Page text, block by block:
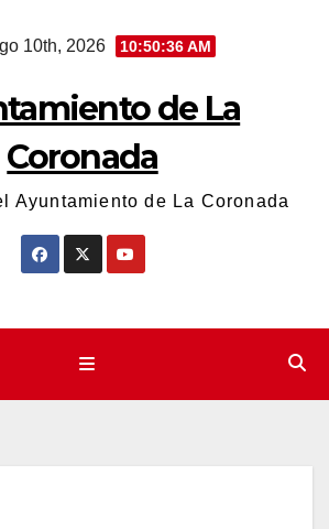
10th, 2026 10:50:38 AM
de La
Coronada
Ayuntamiento de La Coronada